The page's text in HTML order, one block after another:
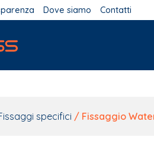
Dove siamo Contatti
specifici / Fissaggio